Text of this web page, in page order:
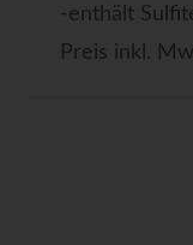
-enthält
Preis inkl.